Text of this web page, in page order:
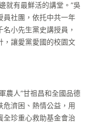
就有最鮮活的講堂。”吳
員社團，依托中共一年
小先生黨史講授員，
，讓愛黨愛國的校園文
農人”甘祖昌和全國品德
危濟困、熱情公益，用
全珍重心救助基金會治